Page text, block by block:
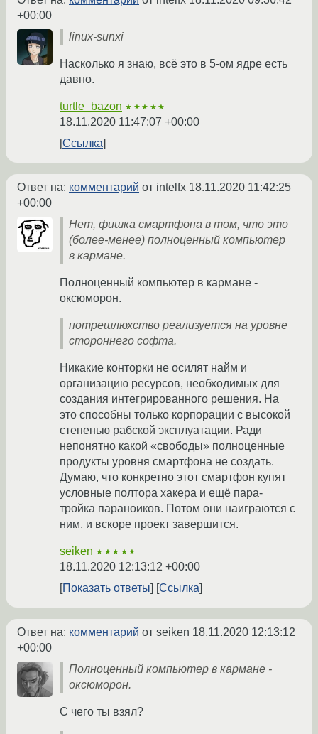
+00:00
linux-sunxi
Насколько я знаю, всё это в 5-ом ядре есть
давно.
turtle_bazon ★★★★★
18.11.2020 11:47:07 +00:00
Ссылка
Ответ на: комментарий от intelfx 18.11.2020 11:42:25
+00:00
Нет, фишка смартфона в том, что это
(более-менее) полноценный компьютер
в кармане.
Полноценный компьютер в кармане -
оксюморон.
потрешлюхство реализуется на уровне
стороннего софта.
Никакие конторки не осилят найм и
организацию ресурсов, необходимых для
создания интегрированного решения. На
это способны только корпорации с высокой
степенью рабской эксплуатации. Ради
непонятно какой «свободы» полноценные
продукты уровня смартфона не создать.
Думаю, что конкретно этот смартфон купят
условные полтора хакера и ещё пара-
тройка параноиков. Потом они наиграются с
ним, и вскоре проект завершится.
seiken ★★★★★
18.11.2020 12:13:12 +00:00
Показать ответы
Ссылка
Ответ на: комментарий от seiken 18.11.2020 12:13:12
+00:00
Полноценный компьютер в кармане -
оксюморон.
С чего ты взял?